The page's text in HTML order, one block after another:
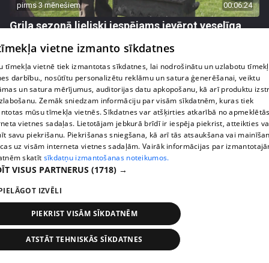
pirms 3 mēnešiem 00:06:24
Grila sezonā lieliski iespējams ievērot veselīga
13. epizode
Veselības sākas ar mikrobiomu, ar ko to barot, lai
justos labi?
13. epizode
vietne izmanto sīkdatnes
tīmekļa vietnē tiek izmantotas sīkdatnes, lai nodrošinātu un uzlabotu
darbību., nosūtītu personalizētu reklāmu un satura ģenerēšanai, veiktu
un satura mērījumus, auditorijas datu apkopošanu, kā arī produktu
Zemāk sniedzam informāciju par visām sīkdatnēm, kuras tiek
mūsu tīmekļa vietnēs. Sīkdatnes var atšķirties atkarībā no
vietnes sadaļas. Lietotājam jebkurā brīdī ir iespēja piekrist, atteikties
savu piekrišanu. Piekrišanas sniegšana, kā arī tās atsaukšana vai
uz visām interneta vietnes sadaļām. Vairāk informācijas par
skatīt sīkdatņu izmantošanas noteikumos.
VISUS PARTNERUS (1718) →
IZVĒLI
PIEKRIST VISĀM SĪKDATNĒM
ATSTĀT TEHNISKĀS SĪKDATNES